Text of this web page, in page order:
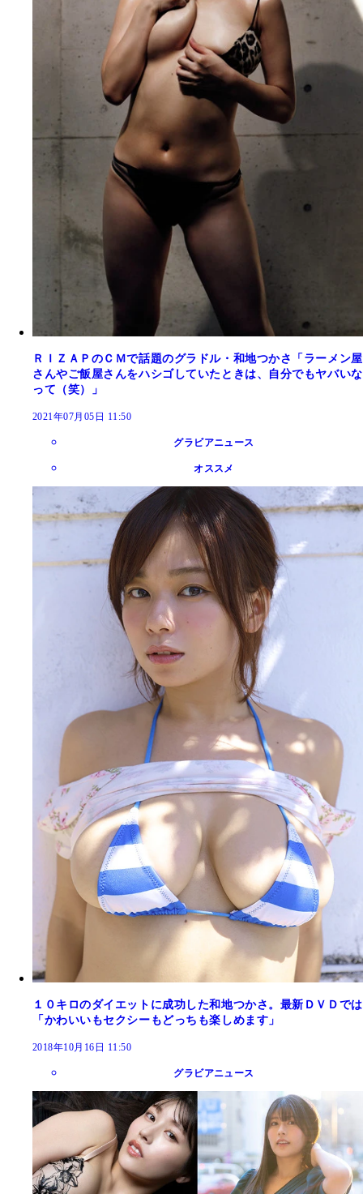
ＲＩＺＡＰのＣＭで話題のグラドル・和地つかさ「ラーメン屋
さんやご飯屋さんをハシゴしていたときは、自分でもヤバいな
って（笑）」
2021年07月05日 11:50
グラビアニュース
オススメ
１０キロのダイエットに成功した和地つかさ。最新ＤＶＤでは
「かわいいもセクシーもどっちも楽しめます」
2018年10月16日 11:50
グラビアニュース